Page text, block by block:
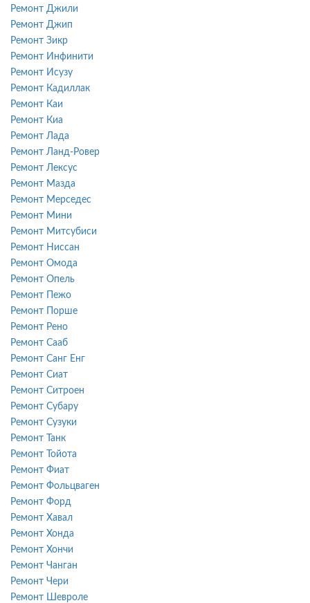
Ремонт Джили
Ремонт Джип
Ремонт Зикр
Ремонт Инфинити
Ремонт Исузу
Ремонт Кадиллак
Ремонт Каи
Ремонт Киа
Ремонт Лада
Ремонт Ланд-Ровер
Ремонт Лексус
Ремонт Мазда
Ремонт Мерседес
Ремонт Мини
Ремонт Митсубиси
Ремонт Ниссан
Ремонт Омода
Ремонт Опель
Ремонт Пежо
Ремонт Порше
Ремонт Рено
Ремонт Сааб
Ремонт Санг Енг
Ремонт Сиат
Ремонт Ситроен
Ремонт Субару
Ремонт Сузуки
Ремонт Танк
Ремонт Тойота
Ремонт Фиат
Ремонт Фольцваген
Ремонт Форд
Ремонт Хавал
Ремонт Хонда
Ремонт Хончи
Ремонт Чанган
Ремонт Чери
Ремонт Шевроле